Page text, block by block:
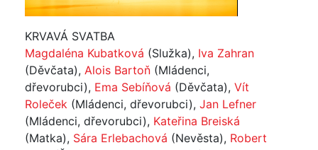
KRVAVÁ SVATBA
Magdaléna Kubatková (Služka), Iva Zahran
(Děvčata), Alois Bartoň (Mládenci,
dřevorubci), Ema Sebíňová (Děvčata), Vít
Roleček (Mládenci, dřevorubci), Jan Lefner
(Mládenci, dřevorubci), Kateřina Breiská
(Matka), Sára Erlebachová (Nevěsta), Robert